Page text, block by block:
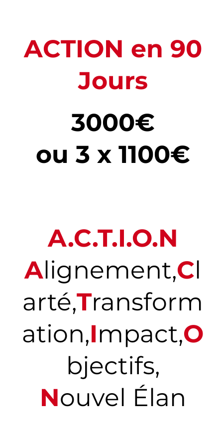
ACTION en 90
Jours
3000€
ou 3 x 1100€
A.C.T.I.O.N
Alignement,Cl
arté,Transform
ation,Impact,O
bjectifs,
Nouvel Élan